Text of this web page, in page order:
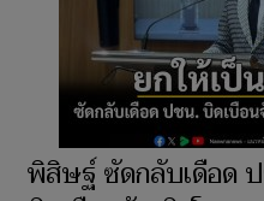
พิสิษฐ์ ซัดกลับเดือด